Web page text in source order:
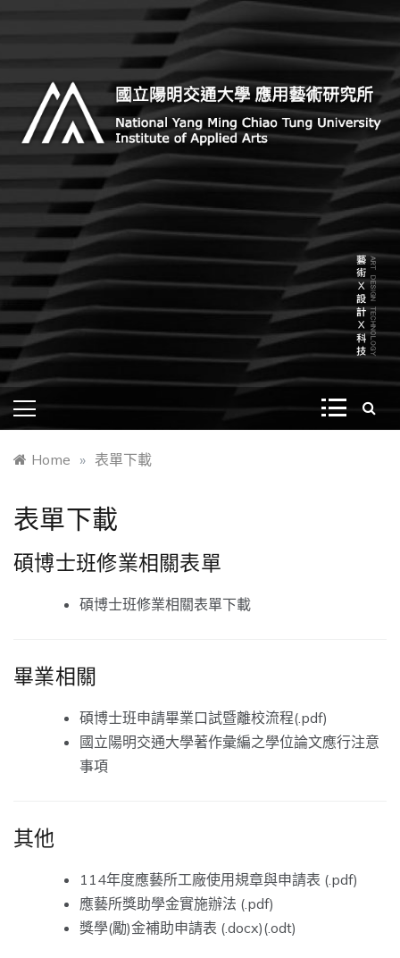
國立陽明交通大學 應用藝術研
究所
Institute of Applied Arts, National Yang Ming Chiao
Home » 表單下載
表單下載
碩博士班修業相關表單
碩博士班修業相關表單下載
畢業相關
碩博士班申請畢業口試暨離校流程(.pdf)
國立陽明交通大學著作彙編之學位論文應行注意
事項
其他
114年度應藝所工廠使用規章與申請表 (.pdf)
應藝所獎助學金實施辦法 (.pdf)
獎學(勵)金補助申請表 (.docx)(.odt)